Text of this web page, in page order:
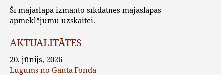
Šī mājaslapa izmanto sīkdatnes mājaslapas
apmeklējumu uzskaitei.
AKTUALITĀTES
20. jūnijs, 2026
Lūgums no Ganta Fonda